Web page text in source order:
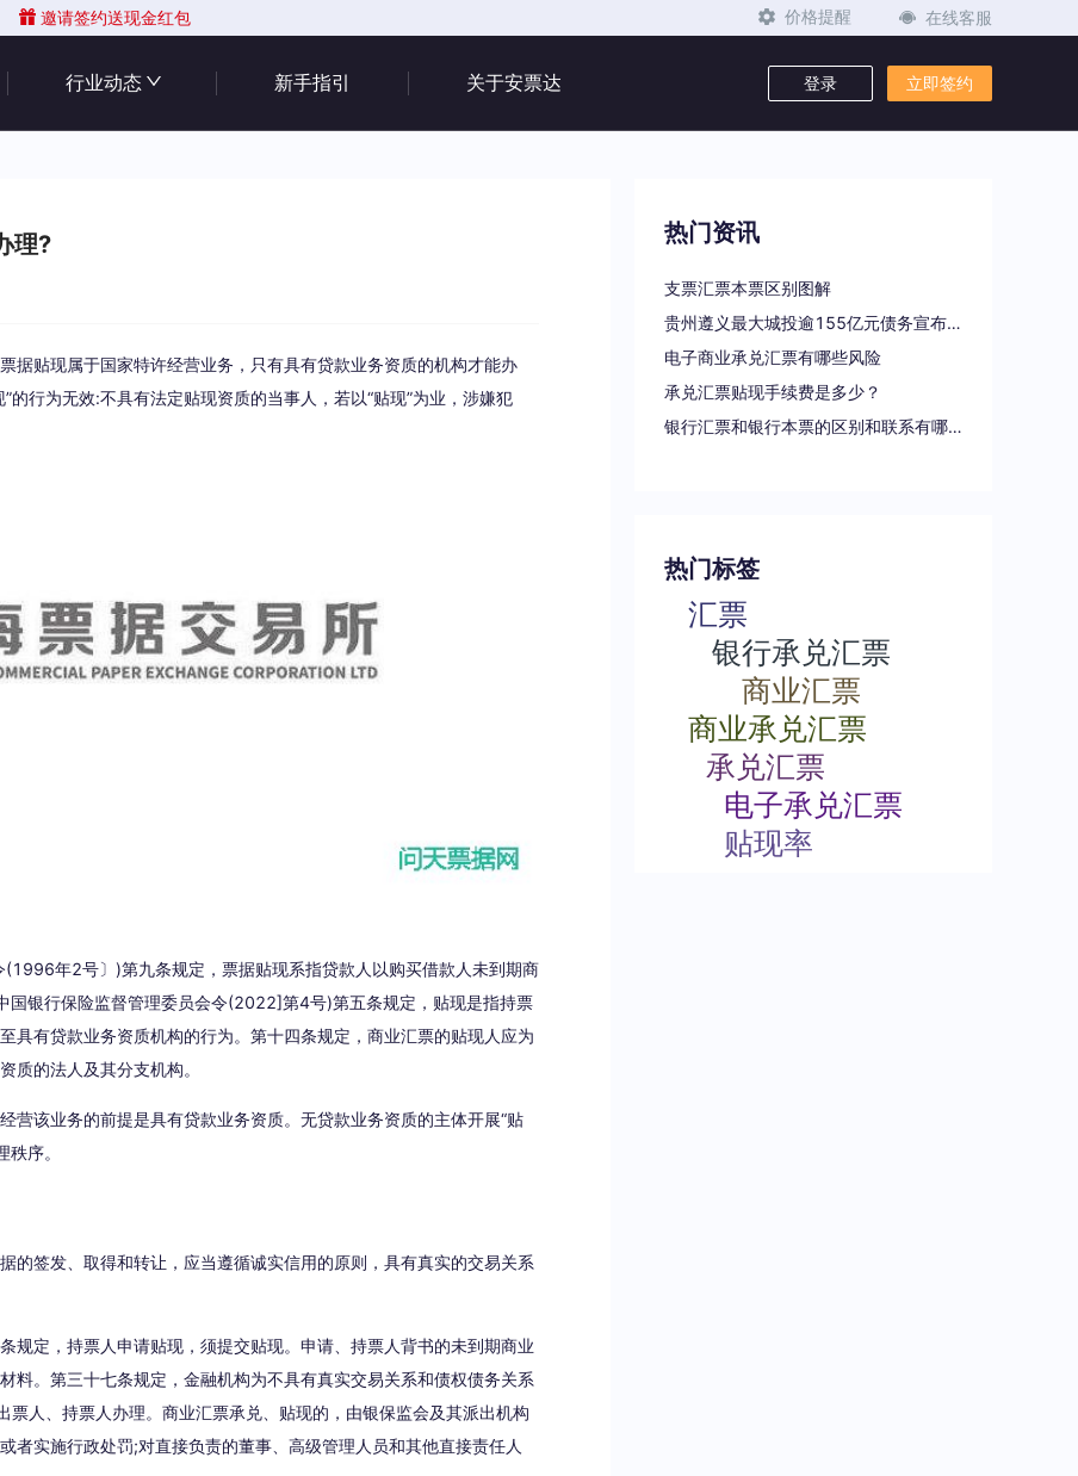
邀请签约送现金红包 价格提醒 在线客服
行业动态 新手指引 关于安票达 登录 立即签约
理?
据贴现属于国家特许经营业务，只有具有贷款业务资质的机构才能办
的行为无效:不具有法定贴现资质的当事人，若以“贴现”为业，涉嫌犯
年2号〕)第九条规定，票据贴现系指贷款人以购买借款人未到期商
国银行保险监督管理委员会令(2022]第4号)第五条规定，贴现是指持票
具有贷款业务资质机构的行为。第十四条规定，商业汇票的贴现人应为
质的法人及其分支机构。
营该业务的前提是具有贷款业务资质。无贷款业务资质的主体开展“贴
序。
的签发、取得和转让，应当遵循诚实信用的原则，具有真实的交易关系
规定，持票人申请贴现，须提交贴现。申请、持票人背书的未到期商业
料。第三十七条规定，金融机构为不具有真实交易关系和债权债务关系
人、持票人办理。商业汇票承兑、贴现的，由银保监会及其派出机构
者实施行政处罚;对直接负责的董事、高级管理人员和其他直接责任人
热门资讯
支票汇票本票区别图解
贵州遵义最大城投逾155亿元债务宣布重组
电子商业承兑汇票有哪些风险
承兑汇票贴现手续费是多少？
银行汇票和银行本票的区别和联系有哪些（一文读懂支票、本票和汇票的区别）
热门标签
汇票
银行承兑汇票
商业汇票
商业承兑汇票
承兑汇票
电子承兑汇票
贴现率